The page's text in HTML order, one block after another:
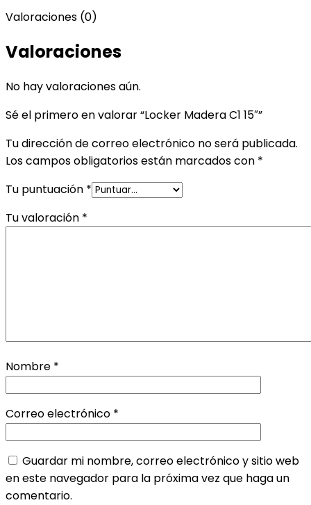
Valoraciones (0)
Valoraciones
No hay valoraciones aún.
Sé el primero en valorar “Locker Madera C1 15″”
Tu dirección de correo electrónico no será publicada.
Los campos obligatorios están marcados con *
Tu puntuación *
Tu valoración *
Nombre *
Correo electrónico *
Guardar mi nombre, correo electrónico y sitio web
en este navegador para la próxima vez que haga un
comentario.